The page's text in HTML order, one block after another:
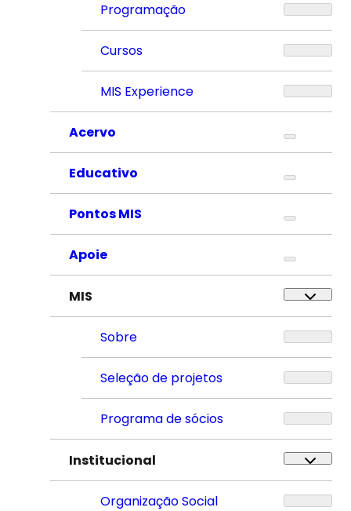
Programação
Cursos
MIS Experience
Acervo
Educativo
Pontos MIS
Apoie
MIS
Sobre
Seleção de projetos
Programa de sócios
Institucional
Organização Social